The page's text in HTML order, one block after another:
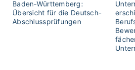
Baden-Württemberg:
Übersicht für die Deutsch-
Abschlussprüfungen